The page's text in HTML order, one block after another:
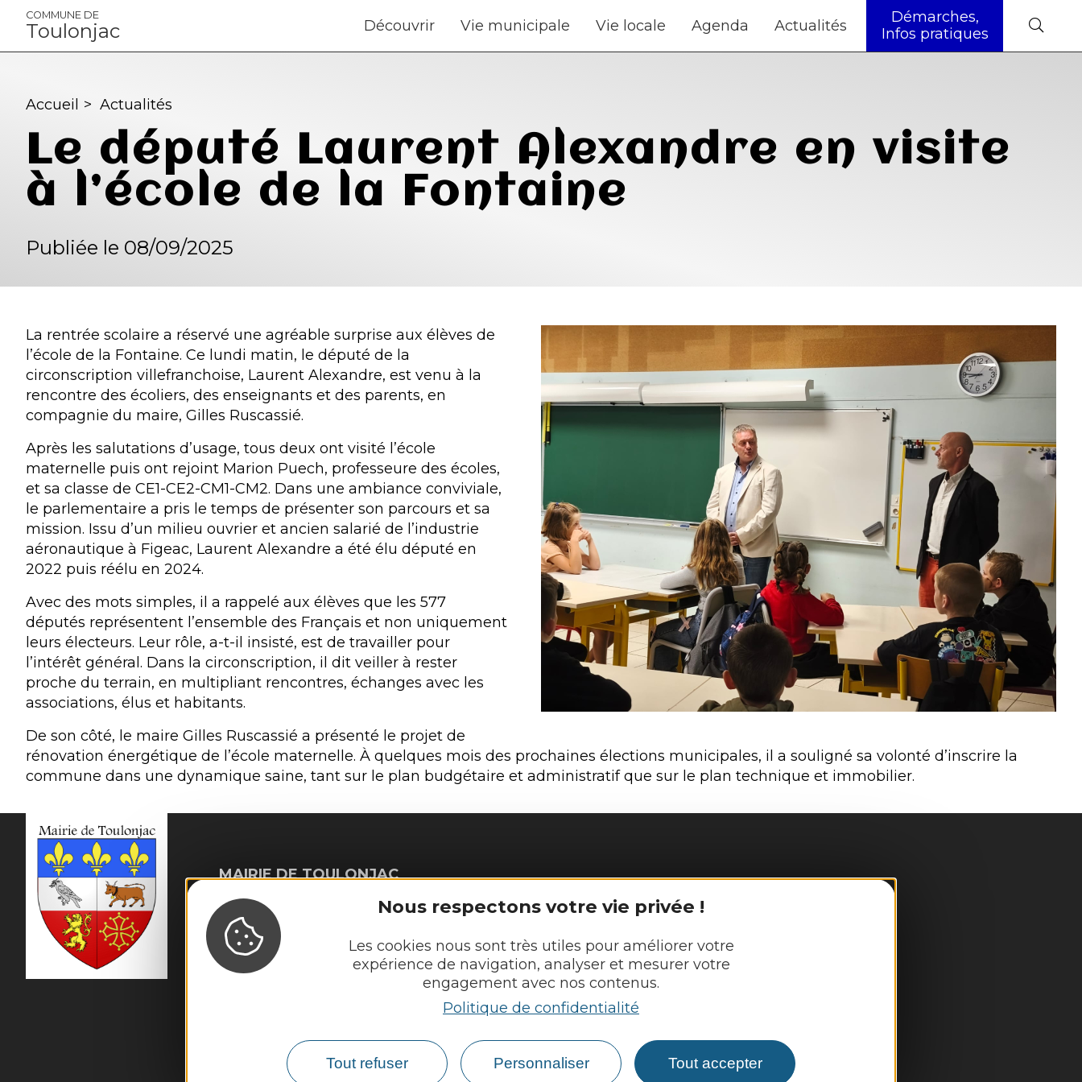
Panneau de gestion des cookies
Nous respectons votre vie privée !
Les cookies nous sont très utiles pour améliorer votre
expérience de navigation, analyser et mesurer votre
engagement avec nos contenus.
Politique de confidentialité
Tout refuser Personnaliser Tout accepter
COMMUNE DE
Toulonjac Découvrir Vie municipale Vie locale Agenda Actualités
Démarches,
Infos pratiques
Accueil > Actualités
Le député Laurent Alexandre en visite
à l’école de la Fontaine
Publiée le 08/09/2025
La rentrée scolaire a réservé une agréable surprise aux élèves de
l’école de la Fontaine. Ce lundi matin, le député de la
circonscription villefranchoise, Laurent Alexandre, est venu à la
rencontre des écoliers, des enseignants et des parents, en
compagnie du maire, Gilles Ruscassié.
Après les salutations d’usage, tous deux ont visité l’école
maternelle puis ont rejoint Marion Puech, professeure des écoles,
et sa classe de CE1-CE2-CM1-CM2. Dans une ambiance conviviale,
le parlementaire a pris le temps de présenter son parcours et sa
mission. Issu d’un milieu ouvrier et ancien salarié de l’industrie
aéronautique à Figeac, Laurent Alexandre a été élu député en
2022 puis réélu en 2024.
Avec des mots simples, il a rappelé aux élèves que les 577
députés représentent l’ensemble des Français et non uniquement
leurs électeurs. Leur rôle, a-t-il insisté, est de travailler pour
l’intérêt général. Dans la circonscription, il dit veiller à rester
proche du terrain, en multipliant rencontres, échanges avec les
associations, élus et habitants.
De son côté, le maire Gilles Ruscassié a présenté le projet de
rénovation énergétique de l’école maternelle. À quelques mois des prochaines élections municipales, il a souligné sa volonté d’inscrire la
commune dans une dynamique saine, tant sur le plan budgétaire et administratif que sur le plan technique et immobilier.
MAIRIE DETOULONJAC
10, rue du Mas Viel
12200 Toulonjac
Tél. :05 65 45 11 97
Horaires d'ouverture :
Mardi, mercredi et jeudi : 8h - 12h et 13h30 - 17h30
Découvrir
Vie municipale
Vie locale
Démarches, infos pratiques